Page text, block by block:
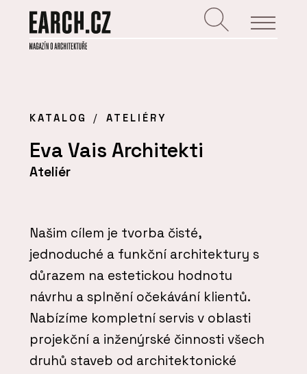
KATALOG ATELIÉRY
Eva Vais Architekti
Ateliér
Našim cílem je tvorba čisté,
jednoduché a funkční architektury s
důrazem na estetickou hodnotu
návrhu a splnění očekávání klientů.
Nabízíme kompletní servis v oblasti
projekční a inženýrské činnosti všech
druhů staveb od architektonické